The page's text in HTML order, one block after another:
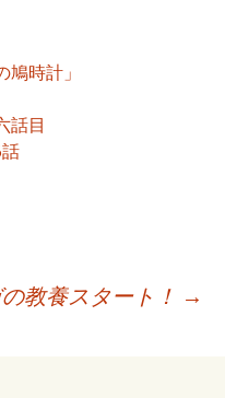
時計」
話目
教養スタート！ →